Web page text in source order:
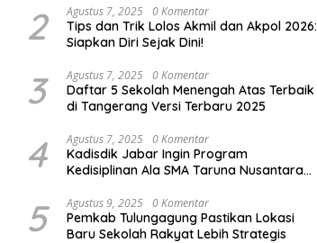
2 Agustus 7, 2025 0 Komentar
Tips dan Trik Lolos Akmil dan Akpol 2026:
Siapkan Diri Sejak Dini!
3 Agustus 7, 2025 0 Komentar
Daftar 5 Sekolah Menengah Atas Terbaik
di Tangerang Versi Terbaru 2025
4 Agustus 7, 2025 0 Komentar
Kadisdik Jabar Ingin Program
Kedisiplinan Ala SMA Taruna Nusantara
5 Agustus 9, 2025 0 Komentar
Pemkab Tulungagung Pastikan Lokasi
Baru Sekolah Rakyat Lebih Strategis